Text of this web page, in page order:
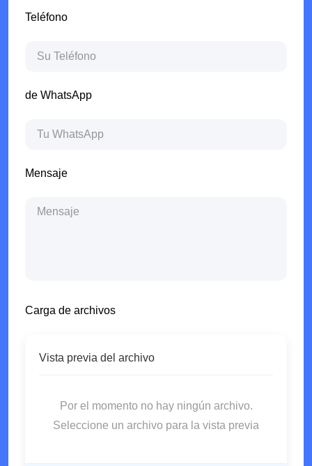
Teléfono
de WhatsApp
Mensaje
Carga de archivos
Vista previa del archivo
Por el momento no hay ningún archivo.
Seleccione un archivo para la vista previa